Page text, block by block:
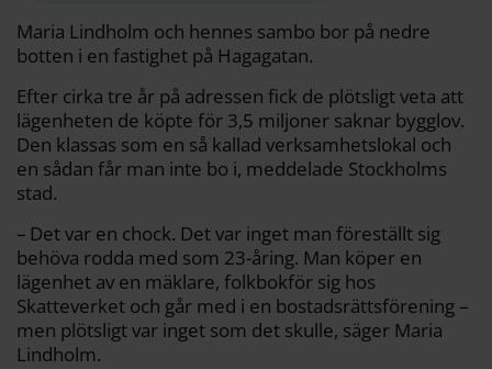
k k
Maria Lindholm och hennes sambo bor på nedre
botten i en fastighet på Hagagatan.
Efter cirka tre år på adressen fick de plötsligt veta att
lägenheten de köpte för 3,5 miljoner saknar bygglov.
Den klassas som en så kallad verksamhetslokal och
en sådan får man inte bo i, meddelade Stockholms
stad.
– Det var en chock. Det var inget man föreställt sig
behöva­ rodda med som 23-åring. Man köper en
lägenhet­ av en mäklare, folkbokför sig hos
Skatteverket och går med i en bostadsrättsförening –
men plötsligt var inget som det skulle, säger­ Maria
Lindholm.